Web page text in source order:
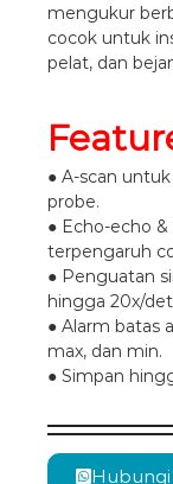
mengukur
cocok untuk
pelat, dan
● A-scan
probe.
● Echo-echo
terpengaruh
● Penguatan
hingga 20x/
● Alarm batas
max, dan min.
● Simpan
Hubungi